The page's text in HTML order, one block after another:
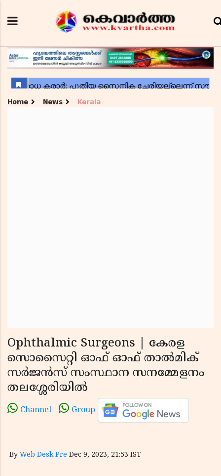
Home News Kerala
Ophthalmic Surgeons | കേരള
സൊസൈറ്റി ഓഫ് ഓഫ് താല്‍മിക്
സര്‍ജന്‍സ് സംസ്ഥാന സനമ്മേളനം
തലശ്ശേരിയില്‍
Channel Group
By Web Desk Pre Dec 9, 2023, 21:53 IST